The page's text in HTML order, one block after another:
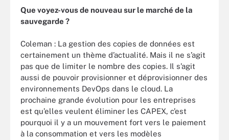
Que voyez-vous de nouveau sur le marché de la
sauvegarde ?
Coleman : La gestion des copies de données est
certainement un thème d’actualité. Mais il ne s’agit
pas que de limiter le nombre des copies. Il s’agit
aussi de pouvoir provisionner et déprovisionner des
environnements DevOps dans le cloud. La
prochaine grande évolution pour les entreprises
est qu’elles veulent éliminer les CAPEX, c’est
pourquoi il y a un mouvement fort vers le paiement
à la consommation et vers les modèles